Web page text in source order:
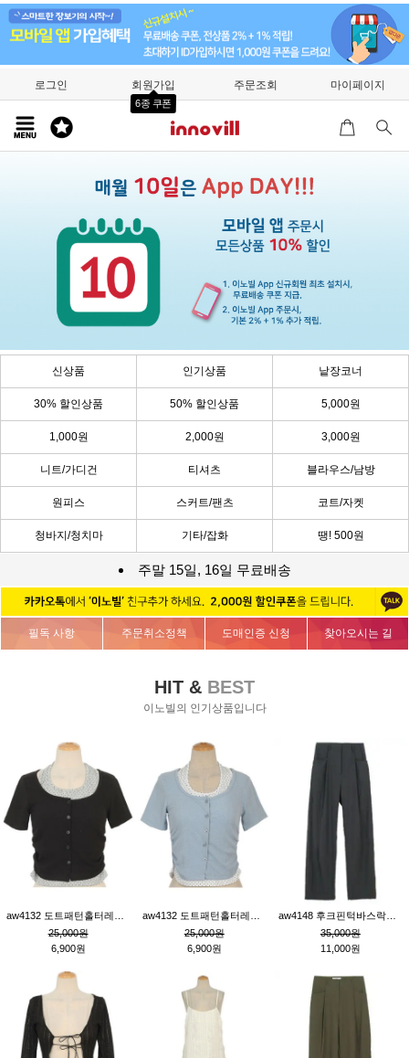
로그인 회원가입
6종 쿠폰
주문조회 마이페이지
신상품 인기상품 낱장코너
30% 할인상품 50% 할인상품 5,000원
1,000원 2,000원 3,000원
니트/가디건 티셔츠 블라우스/남방
원피스 스커트/팬츠 코트/자켓
청바지/청치마 기타/잡화 땡! 500원
주말 15일, 16일 무료배송
필독 사항 주문취소정책 도매인증 신청 찾아오시는 길
HIT & BEST
이노빌의 인기상품입니다
25,000원
6,900원
25,000원
6,900원
35,000원
11,000원